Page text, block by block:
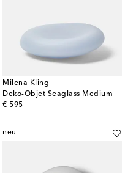
Milena Kling
Deko-Objet Seaglass Medium
€ 595
original price
neu